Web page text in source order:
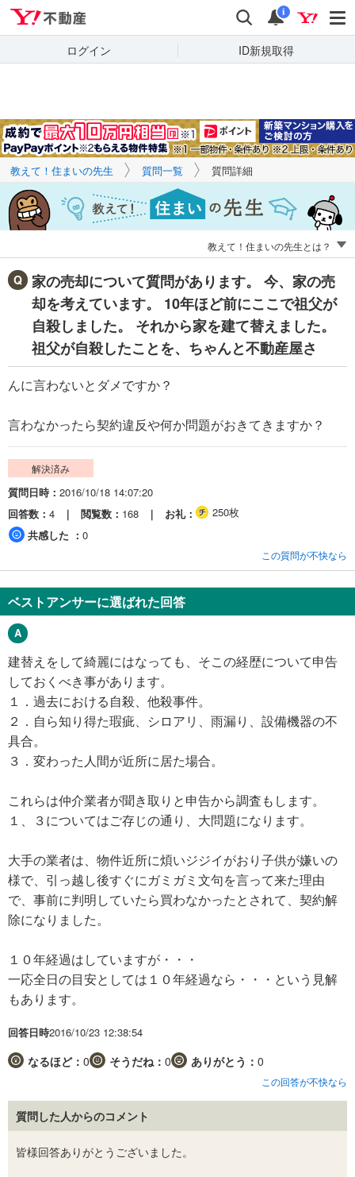
検索 通知
i
ログイン ID新規取得
キーワードで
質問を探す
教えて！住まいの先生 質問一覧 質問詳細
教えて！住まいの先生とは？
家の売却について質問があります。 今、家の売
却を考えています。 10年ほど前にここで祖父が
自殺しました。 それから家を建て替えました。
祖父が自殺したことを、ちゃんと不動産屋さ
んに言わないとダメですか？
言わなかったら契約違反や何か問題がおきてきますか？
解決済み
質問日時
2016/10/18 14:07:20
回答数
4 閲覧数 168 お礼
250枚
共感した
0
この質問が不快なら
ベストアンサーに選ばれた回答
建替えをして綺麗にはなっても、そこの経歴について申告
しておくべき事があります。
１．過去における自殺、他殺事件。
２．自ら知り得た瑕疵、シロアリ、雨漏り、設備機器の不
具合。
３．変わった人間が近所に居た場合。
これらは仲介業者が聞き取りと申告から調査もします。
１、３についてはご存じの通り、大問題になります。
大手の業者は、物件近所に煩いジジイがおり子供が嫌いの
様で、引っ越し後すぐにガミガミ文句を言って来た理由
で、事前に判明していたら買わなかったとされて、契約解
除になりました。
１０年経過はしていますが・・・
一応全日の目安としては１０年経過なら・・・という見解
もあります。
回答日時2016/10/23 12:38:54
なるほど： 0 そうだね： 0 ありがとう： 0
この回答が不快なら
質問した人からのコメント
皆様回答ありがとうございました。